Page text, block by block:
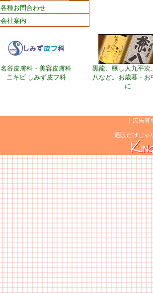
各種お問合わせ
会社案内
名谷皮膚科・美容皮膚科
ニキビ しみず皮フ科
黒龍、醸し人九平次
八など。お歳暮・お
に
広告募
通販だけじゃ